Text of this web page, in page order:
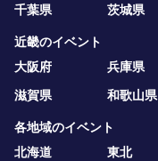
千葉県
茨城県
近畿のイベント
大阪府
兵庫県
滋賀県
和歌山県
各地域のイベント
北海道
東北